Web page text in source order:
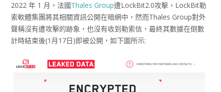
2022 年 1 月，法國Thales Group遭LockBit2.0攻擊，LockBit勒
索軟體集團將其相關資訊公開在暗網中，然而Thales Group對外
聲稱沒有遭攻擊的跡象，也沒有收到勒索信，最終其數據在倒數
計時結束後(1月17日)即被公開，如下圖所示: